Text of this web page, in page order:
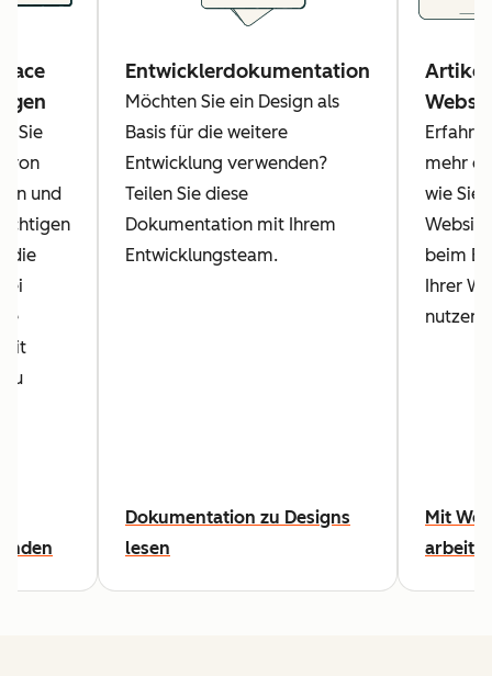
Sie
von
und
die
zu
Entwicklerdokumentation
Möchten Sie ein Design als
Basis für die weitere
Entwicklung verwenden?
Teilen Sie diese
Dokumentation mit Ihrem
Entwicklungsteam.
Dokumentation zu Designs
lesen
mehr
wie Sie
beim
Ihrer
nutzen
Mit